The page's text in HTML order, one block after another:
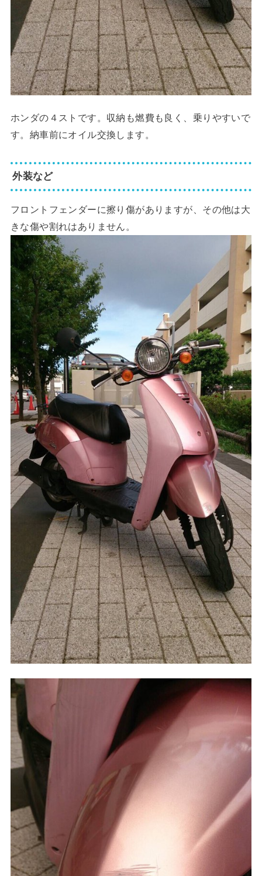
ホンダの４ストです。収納も燃費も良く、乗りやすいで
す。納車前にオイル交換します。
外装など
フロントフェンダーに擦り傷がありますが、その他は大
きな傷や割れはありません。